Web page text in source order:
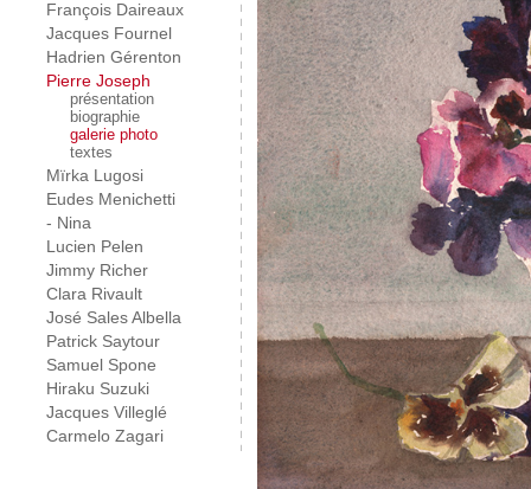
François Daireaux
Jacques Fournel
Hadrien Gérenton
Pierre Joseph
présentation
biographie
galerie photo
textes
Mïrka Lugosi
Eudes Menichetti
- Nina
Lucien Pelen
Jimmy Richer
Clara Rivault
José Sales Albella
Patrick Saytour
Samuel Spone
Hiraku Suzuki
Jacques Villeglé
Carmelo Zagari